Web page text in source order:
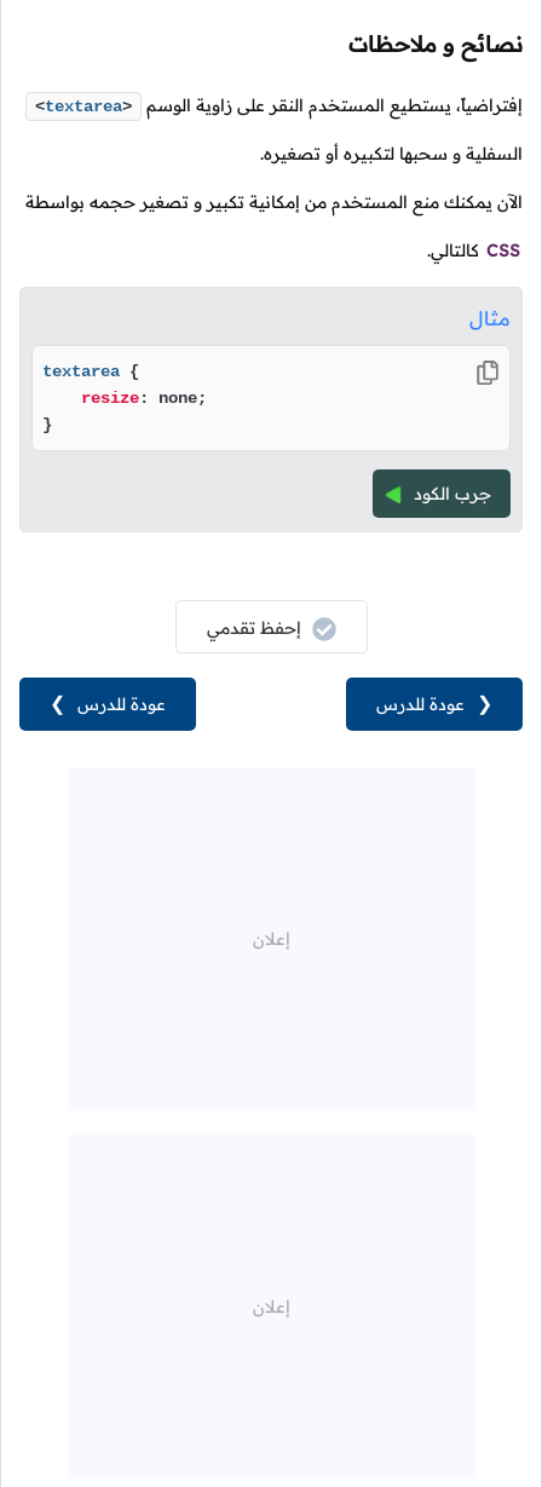
نصائح و ملاحظات
إفتراضياً، يستطيع المستخدم النقر على زاوية الوسم <textarea>
السفلية و سحبها لتكبيره أو تصغيره.
الآن يمكنك منع المستخدم من إمكانية تكبير و تصغير حجمه بواسطة
CSS كالتالي.
مثال
textarea {
resize: none;
}
جرب الكود
عودة للدرس ❯
إحفظ تقدمي
❮ عودة للدرس